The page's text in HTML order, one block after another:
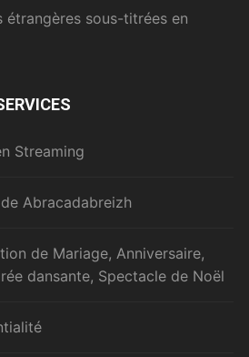
étrangères sous-titrées en
Streaming
Abracadabreizh
de Mariage, Anniversaire,
dansante, Spectacle de Noël